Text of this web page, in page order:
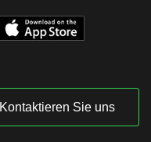
Kontaktieren Sie uns